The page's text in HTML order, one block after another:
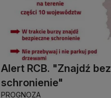
Alert RCB. "Znajdź
schronienie"
PROGNOZA